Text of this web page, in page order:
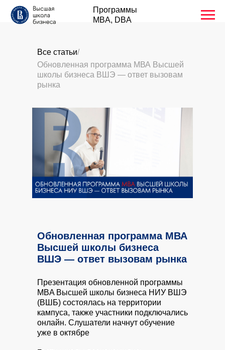
Программы
MBA, DBA
Обновленная программа МВА
Высшей школы бизнеса
ВШЭ — ответ вызовам рынка
Презентация обновленной программы
MBA Высшей школы бизнеса НИУ ВШЭ
(ВШБ) состоялась на территории
кампуса, также участники подключались
онлайн. Слушатели начнут обучение
уже в октябре
Все статьи
Обновленная программа МВА Высшей
школы бизнеса ВШЭ — ответ вызовам
рынка
/